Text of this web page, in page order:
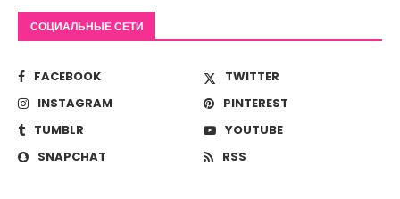
СОЦИАЛЬНЫЕ СЕТИ
FACEBOOK
TWITTER
INSTAGRAM
PINTEREST
TUMBLR
YOUTUBE
SNAPCHAT
RSS